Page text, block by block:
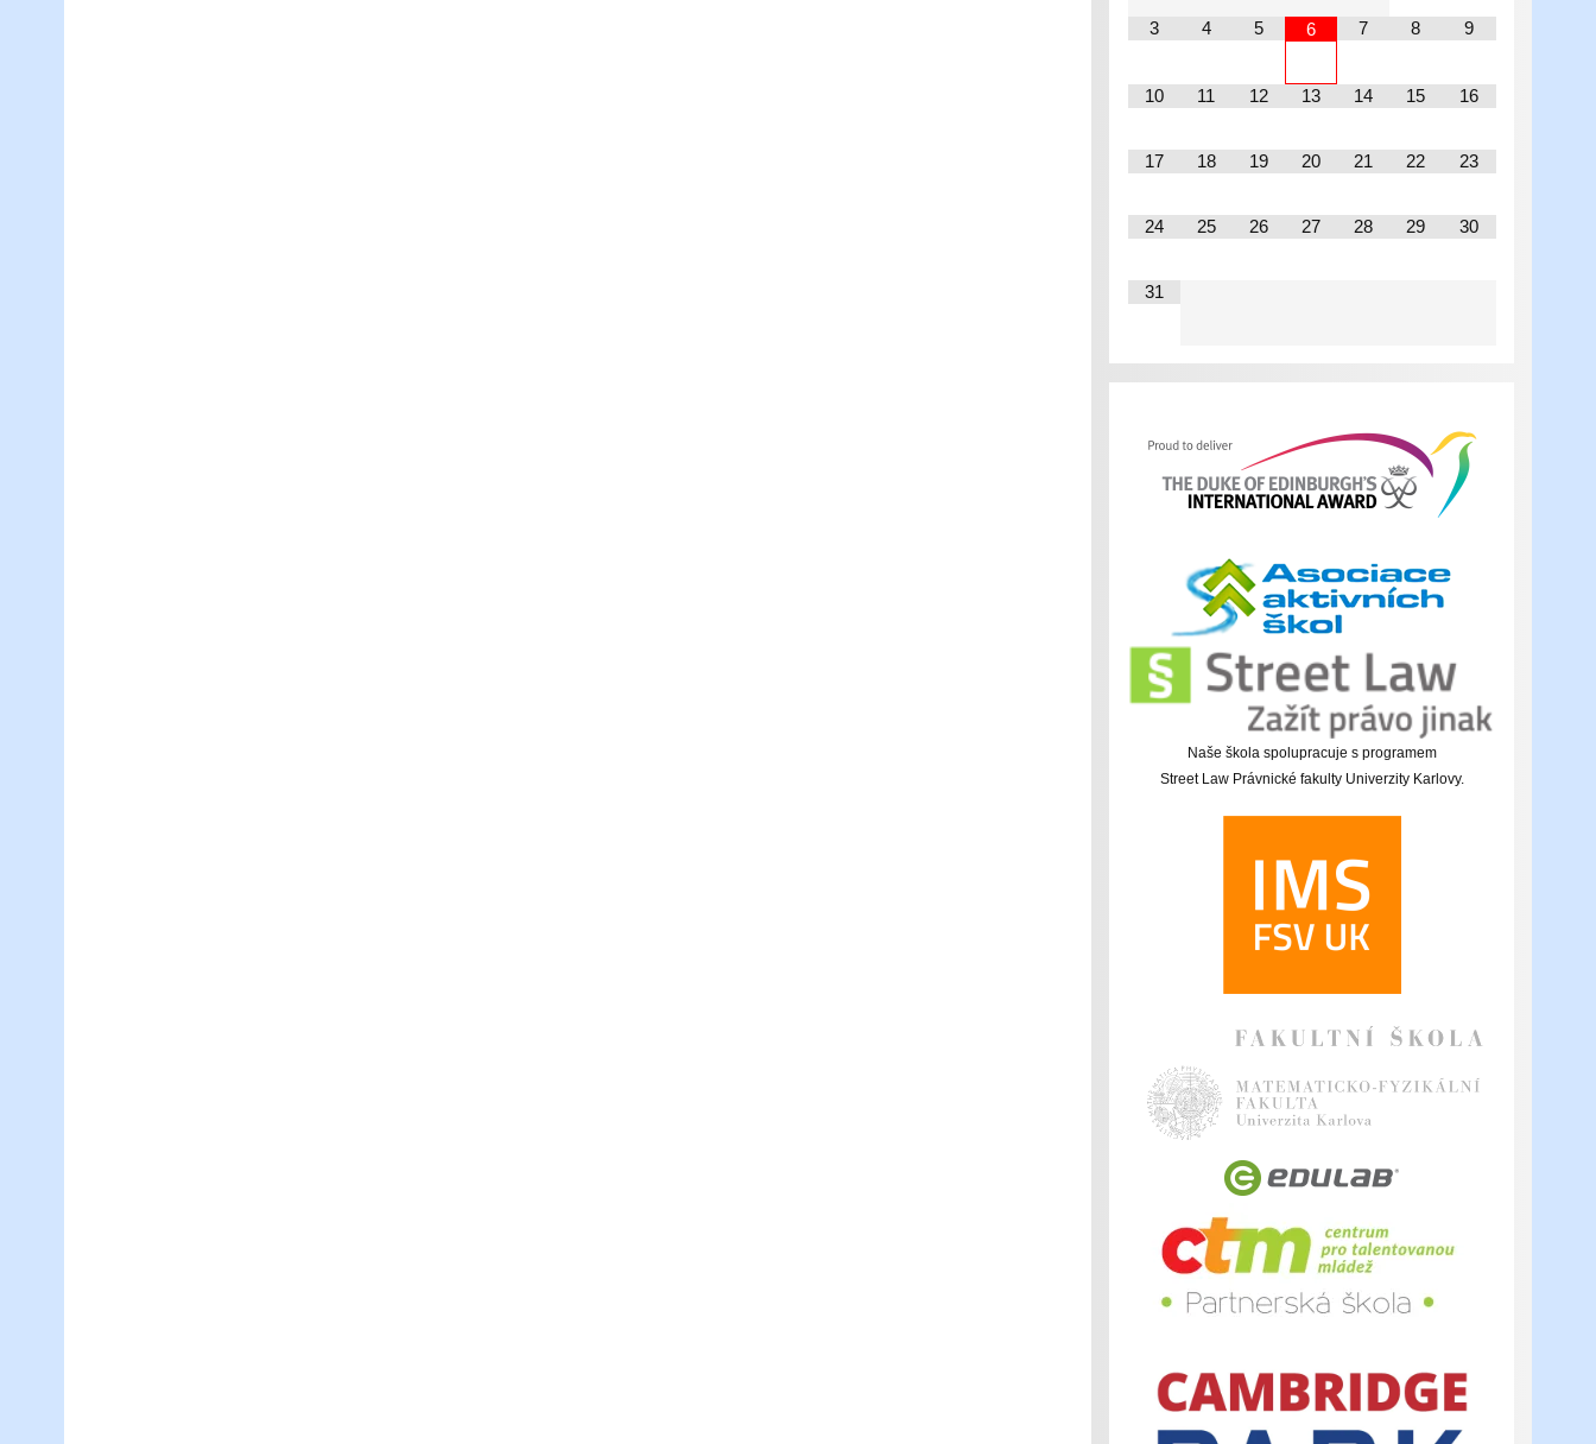
3 4 5 6 7 8 9
10 11 12 13 14 15 16
17 18 19 20 21 22 23
24 25 26 27 28 29 30
31
Naše škola spolupracuje s programem
Street Law Právnické fakulty Univerzity Karlovy.